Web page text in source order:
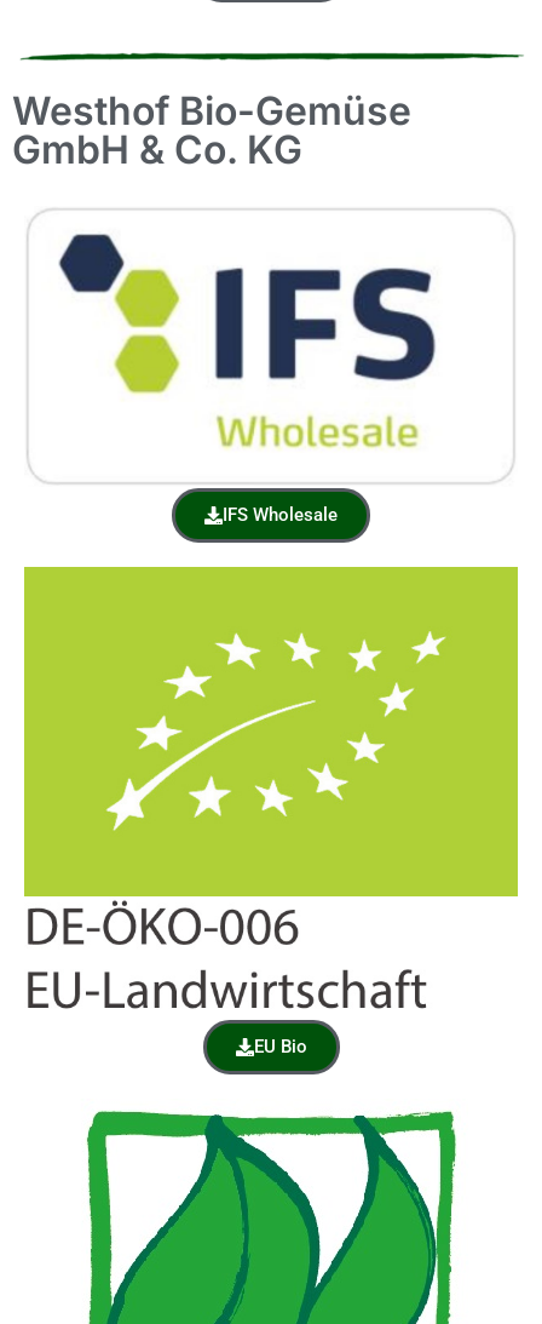
Westhof Bio-Gemüse
GmbH & Co. KG
IFS Wholesale
EU Bio